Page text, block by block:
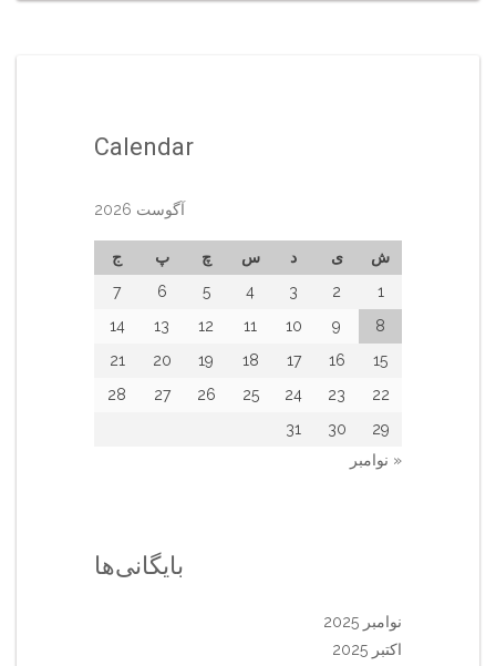
Calendar
آگوست 2026
ش ی د س چ پ
ج
1
2
3
4
5
6
7
8
9
10
11
12
13
14
15
16
17
18
19
20
21
22
23
24
25
26
27
28
29
30
31
« نوامبر
بایگانی‌ها
نوامبر 2025
اکتبر 2025